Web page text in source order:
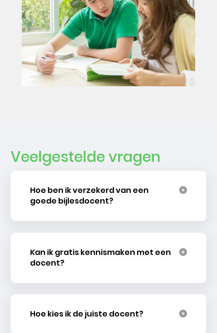
Veelgestelde vragen
Hoe ben ik verzekerd van een
goede bijlesdocent?
Kan ik gratis kennismaken met een
docent?
Hoe kies ik de juiste docent?